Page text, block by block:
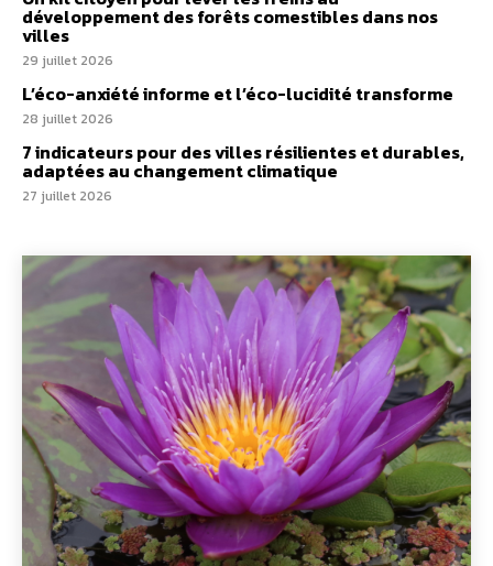
développement des forêts comestibles dans nos
villes
29 juillet 2026
L’éco-anxiété informe et l’éco-lucidité transforme
28 juillet 2026
7 indicateurs pour des villes résilientes et durables,
adaptées au changement climatique
27 juillet 2026